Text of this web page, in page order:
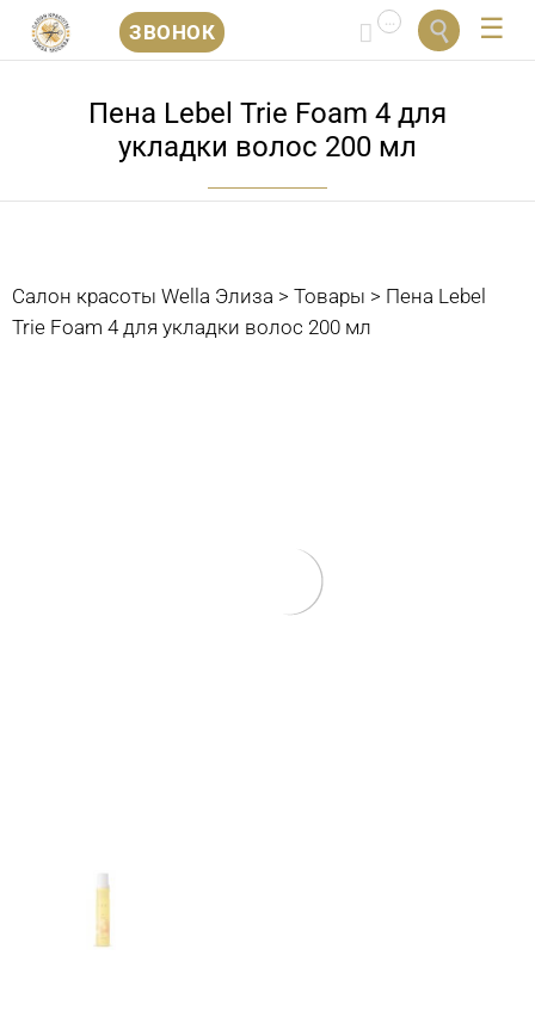
ЗВОНОК  
содержанию
Пена Lebel Trie Foam 4 для
укладки волос 200 мл
Салон красоты Wella Элиза > Товары > Пена Lebel
Trie Foam 4 для укладки волос 200 мл